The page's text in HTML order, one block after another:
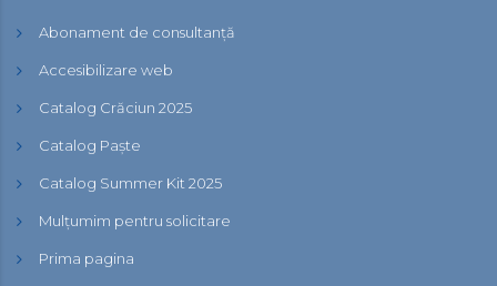
Abonament de consultanță
Accesibilizare web
Catalog Crăciun 2025
Catalog Paște
Catalog Summer Kit 2025
Mulțumim pentru solicitare
Prima pagina